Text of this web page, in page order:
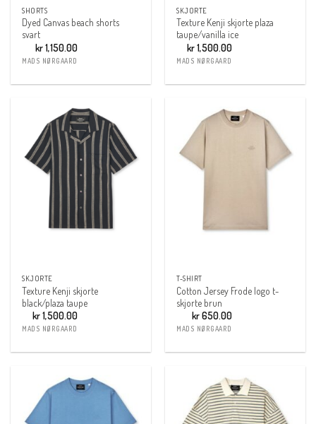
SHORTS
Dyed Canvas beach shorts
svart
kr1,150.00
MADS NØRGAARD
SKJORTE
Texture Kenji skjorte plaza
taupe/vanilla ice
kr1,500.00
MADS NØRGAARD
SKJORTE
Texture Kenji skjorte
black/plaza taupe
kr1,500.00
MADS NØRGAARD
T-SHIRT
Cotton Jersey Frode logo t-
skjorte brun
kr650.00
MADS NØRGAARD